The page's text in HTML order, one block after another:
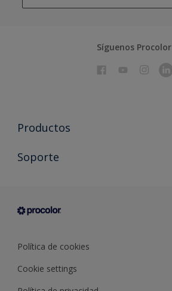
Síguenos Procolor
Productos
Todos los productos
Condiciones generales de venta
Soporte
Sobre Procolor
Política de cookies
Cookie settings